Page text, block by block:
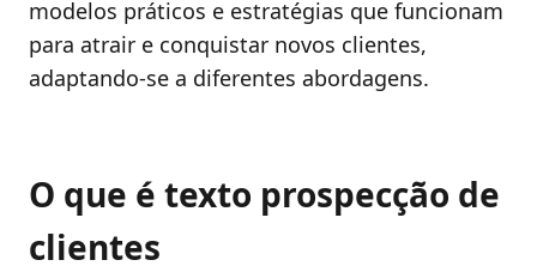
modelos práticos e estratégias que funcionam
para atrair e conquistar novos clientes,
adaptando-se a diferentes abordagens.
O que é texto prospecção de
clientes